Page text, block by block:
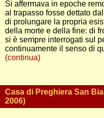
Si affermava in epoche
al trapasso fosse dettato
di prolungare la propria
della morte e della fine: di
si è sempre interrogati sul
continuamente il senso di
(continua)
Casa di Preghiera San
2006)